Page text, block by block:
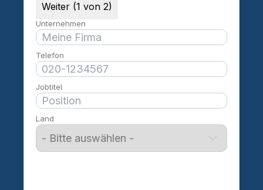
Weiter (1 von 2)
Unternehmen
Telefon
Jobtitel
Land